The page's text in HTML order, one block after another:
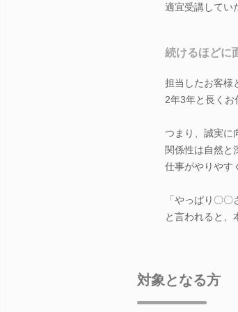
適宜受講してい
続けるほどに
担当したお客様
2年3年と長くお
つまり、誠実に
関係性は自然と
仕事がやりやす
「やっぱり〇〇
と言われると、
対象となる方